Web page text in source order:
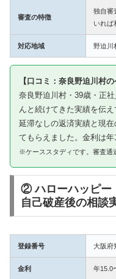
審査の特徴
独自審
いれば
対応地域 野迫川
【口コミ：奈良野迫川村の
奈良野迫川村・39歳・正
んと続けてきた実績を伝
延滞なしの返済実績と現
てもらえました。金利は年
※ケーススタディです。審査通
② ハローハッピー
自己破産後の相談
登録番号 大阪府
金利 年15.0